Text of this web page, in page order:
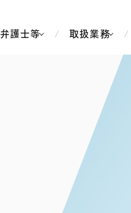
弁護士等 取扱業務
シンガポ